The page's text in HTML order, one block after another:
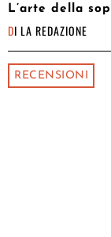
L’arte della
DI LA REDAZIONE
RECENSIONI